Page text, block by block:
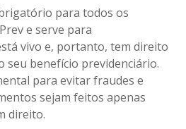
para todos os
e serve para
vivo e, portanto, tem direito
seu benefício previdenciário.
para evitar fraudes e
sejam feitos apenas
direito.